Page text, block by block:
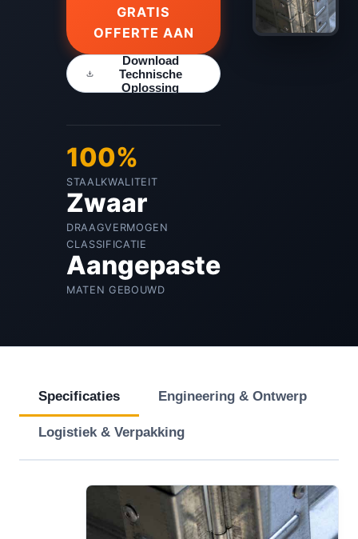
GRATIS
OFFERTE AAN
Download
Technische
Oplossing
100%
STAALKWALITEIT
Zwaar
DRAAGVERMOGEN
CLASSIFICATIE
Aangepaste
MATEN GEBOUWD
Specificaties Engineering & Ontwerp
Logistiek & Verpakking